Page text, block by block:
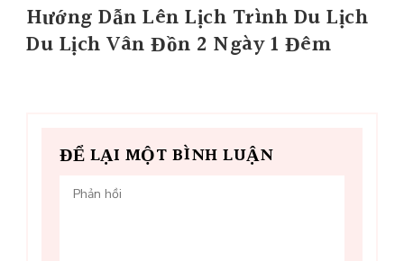
Hướng Dẫn Lên Lịch Trình Du Lịch
Du Lịch Vân Đồn 2 Ngày 1 Đêm
ĐỂ LẠI MỘT BÌNH LUẬN